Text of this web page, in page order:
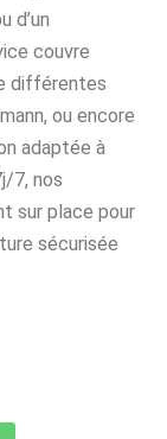
d’un
couvre
différentes
ou encore
adaptée à
7, nos
sur place pour
sécurisée